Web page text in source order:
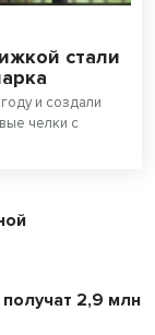
стали
и создали
челки с
2,9 млн